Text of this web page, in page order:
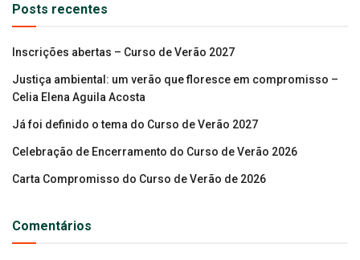
Posts recentes
Inscrições abertas – Curso de Verão 2027
Justiça ambiental: um verão que floresce em compromisso –
Celia Elena Aguila Acosta
Já foi definido o tema do Curso de Verão 2027
Celebração de Encerramento do Curso de Verão 2026
Carta Compromisso do Curso de Verão de 2026
Comentários